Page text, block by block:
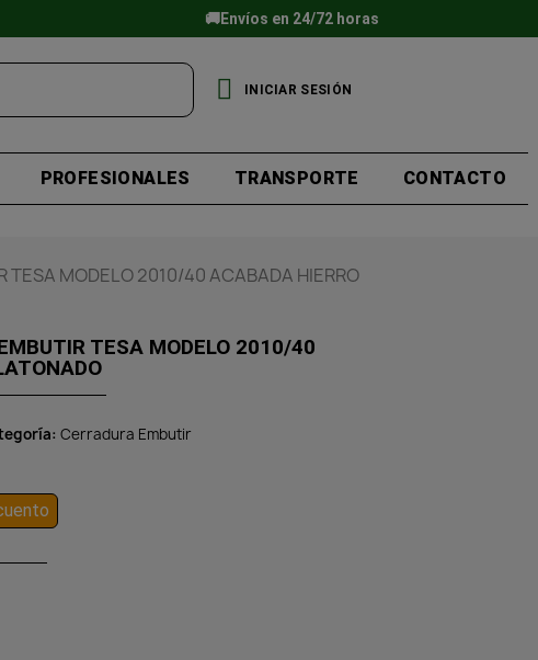
🚚Envíos en 24/72 horas
INICIAR SESIÓN
PROFESIONALES TRANSPORTE CONTACTO
TESA MODELO 2010/40 ACABADA HIERRO
TESA MODELO 2010/40
Cerradura Embutir